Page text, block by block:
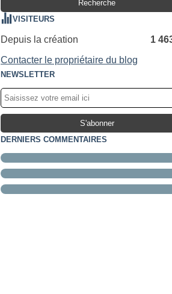
VISITEURS
Depuis la création
1
Contacter le propriétaire du blog
NEWSLETTER
DERNIERS COMMENTAIRES